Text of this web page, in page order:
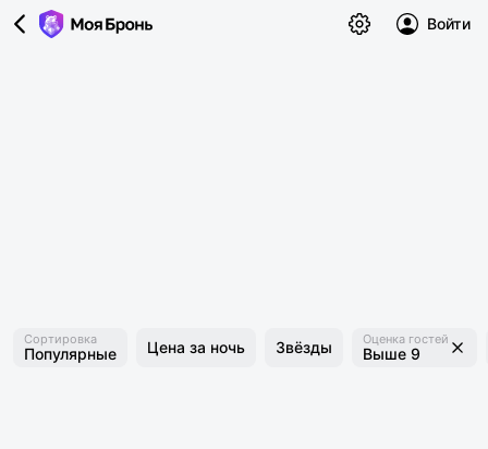
Войти
Сортировка
Популярные Цена за ночь Звёзды Оценка гостей
Выше 9